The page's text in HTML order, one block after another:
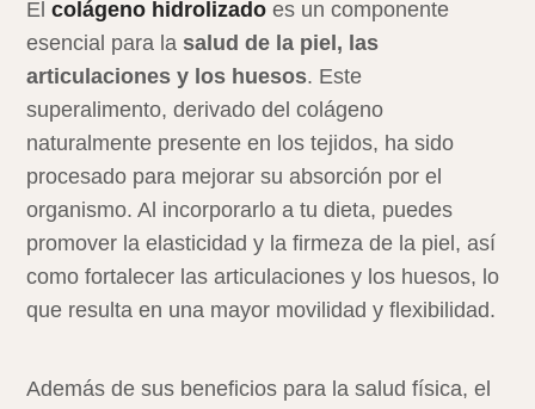
Elcolágeno hidrolizado es un componente
esencial para la salud de la piel, las
articulaciones y los huesos. Este
superalimento, derivado del colágeno
naturalmente presente en los tejidos, ha sido
procesado para mejorar su absorción por el
organismo. Al incorporarlo a tu dieta, puedes
promover la elasticidad y la firmeza de la piel, así
como fortalecer las articulaciones y los huesos, lo
que resulta en una mayor movilidad y flexibilidad.
Además de sus beneficios para la salud física, el